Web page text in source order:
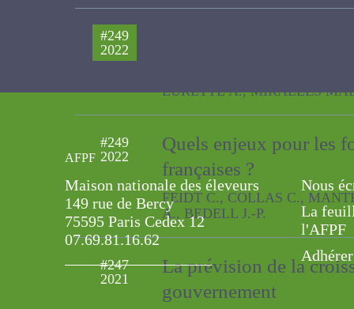
MIRALLES MAEVA, PIERRE
#249
création d’une filière «
LURETTE A., MIRALLES MAEVA,
2022
Quels enjeux pour les
françaises ?
FEIDT C., COLLAS C., MANTRAN
#247
2021
La prévision de la
gouvernement
AFPF
Maison nationale des éleveurs
149 rue de Bercy
75595 Paris Cedex 12
07.69.81.16.62
Nous
La
l'AFPF